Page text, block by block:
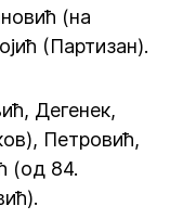
(на
(Партизан).
Дегенек,
Петровић,
(од 84.